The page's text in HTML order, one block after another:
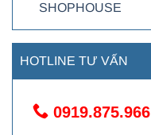
SHOPHOUSE
HOTLINE TƯ VẤN
0919.875.966